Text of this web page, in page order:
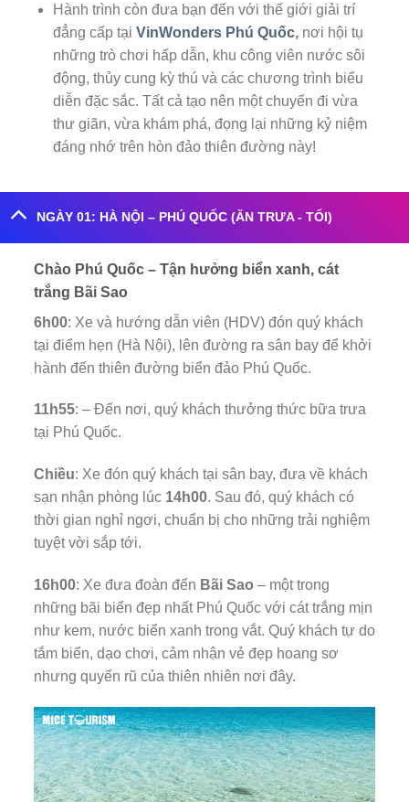
Hành trình còn đưa bạn đến với thế giới giải trí
đẳng cấp tại VinWonders Phú Quốc,nơi hội tụ
những trò chơi hấp dẫn, khu công viên nước sôi
động, thủy cung kỳ thú và các chương trình biểu
diễn đặc sắc. Tất cả tạo nên một chuyến đi vừa
thư giãn, vừa khám phá, đọng lại những kỷ niệm
đáng nhớ trên hòn đảo thiên đường này!
NGÀY 01: HÀ NỘI – PHÚ QUỐC (ĂN TRƯA - TỐI)
Chào Phú Quốc – Tận hưởng biển xanh, cát
trắng Bãi Sao
6h00: Xe và hướng dẫn viên (HDV) đón quý khách
tại điểm hẹn (Hà Nội), lên đường ra sân bay để khởi
hành đến thiên đường biển đảo Phú Quốc.
11h55: – Đến nơi, quý khách thưởng thức bữa trưa
tại Phú Quốc.
Chiều: Xe đón quý khách tại sân bay, đưa về khách
sạn nhận phòng lúc 14h00. Sau đó, quý khách có
thời gian nghỉ ngơi, chuẩn bị cho những trải nghiệm
tuyệt vời sắp tới.
16h00: Xe đưa đoàn đến Bãi Sao – một trong
những bãi biển đẹp nhất Phú Quốc với cát trắng mịn
như kem, nước biển xanh trong vắt. Quý khách tự do
tắm biển, dạo chơi, cảm nhận vẻ đẹp hoang sơ
nhưng quyến rũ của thiên nhiên nơi đây.